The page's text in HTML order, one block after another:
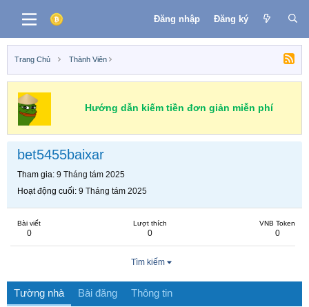
Đăng nhập Đăng ký
Trang Chủ Thành Viên
Hướng dẫn kiếm tiền đơn giản miễn phí
bet5455baixar
Tham gia 9 Tháng tám 2025
Hoạt động cuối 9 Tháng tám 2025
Bài viết
0
Lượt thích
0
VNB Token
0
Tìm kiếm
Tường nhà Bài đăng Thông tin